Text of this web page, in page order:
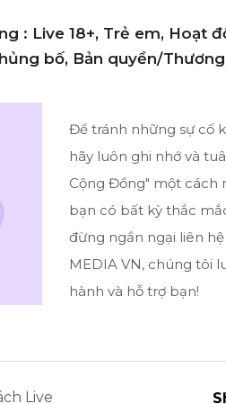
: Live 18+, Trẻ em, Hoạt
bố, Bản quyền/
Để tránh những sự cố
hãy luôn ghi nhớ và
Cộng Đồng" một cách
bạn có bất kỳ thắc
đừng ngần ngại liên hệ
MEDIA VN, chúng tôi
hành và hỗ trợ bạn!
Live